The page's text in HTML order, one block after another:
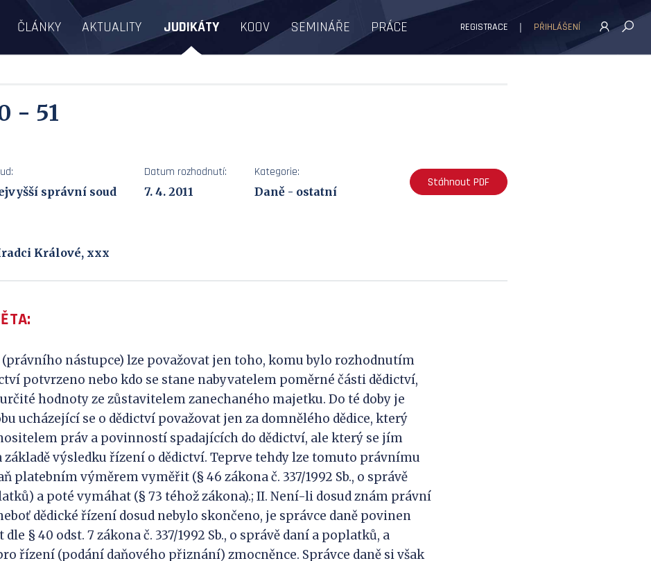
ČLÁNKY AKTUALITY JUDIKÁTY KOOV SEMINÁŘE PRÁCE REGISTRACE PŘIHLÁŠENÍ
- 51
správní soud
Datum rozhodnutí:
7. 4. 2011
Kategorie:
Daně - ostatní
Stáhnout PDF
Králové, xxx
(právního nástupce) lze považovat jen toho, komu bylo rozhodnutím
potvrzeno nebo kdo se stane nabyvatelem poměrné části dědictví,
hodnoty ze zůstavitelem zanechaného majetku. Do té doby je
ucházející se o dědictví považovat jen za domnělého dědice, který
práv a povinností spadajících do dědictví, ale který se jím
základě výsledku řízení o dědictví. Teprve tehdy lze tomuto právnímu
platebním výměrem vyměřit (§ 46 zákona č. 337/1992 Sb., o správě
a poté vymáhat (§ 73 téhož zákona).; II. Není-li dosud znám právní
dědické řízení dosud nebylo skončeno, je správce daně povinen
§ 40 odst. 7 zákona č. 337/1992 Sb., o správě daní a poplatků, a
řízení (podání daňového přiznání) zmocněnce. Správce daně si však